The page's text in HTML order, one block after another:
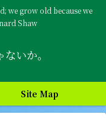
we grow old because we
Shaw
いか。
Site Map